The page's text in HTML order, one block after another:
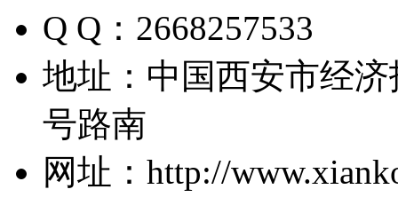
Q Q：2668257533
地址：中国西安市经
号路南
网址：http://